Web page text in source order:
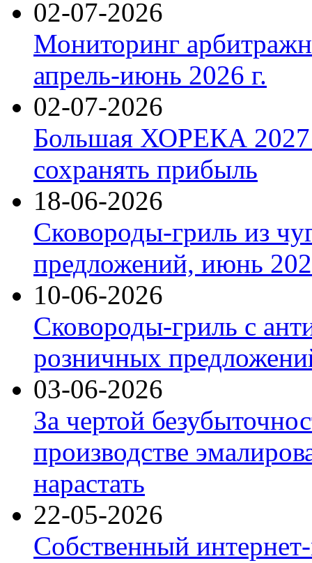
02-07-2026
Мониторинг
апрель-июнь 2026 г.
02-07-2026
Большая ХОРЕКА 2027:
сохранять прибыль
18-06-2026
Сковороды-гриль из
предложений, июнь
10-06-2026
Сковороды-гриль с
розничных
03-06-2026
За чертой
производстве
нарастать
22-05-2026
Собственный